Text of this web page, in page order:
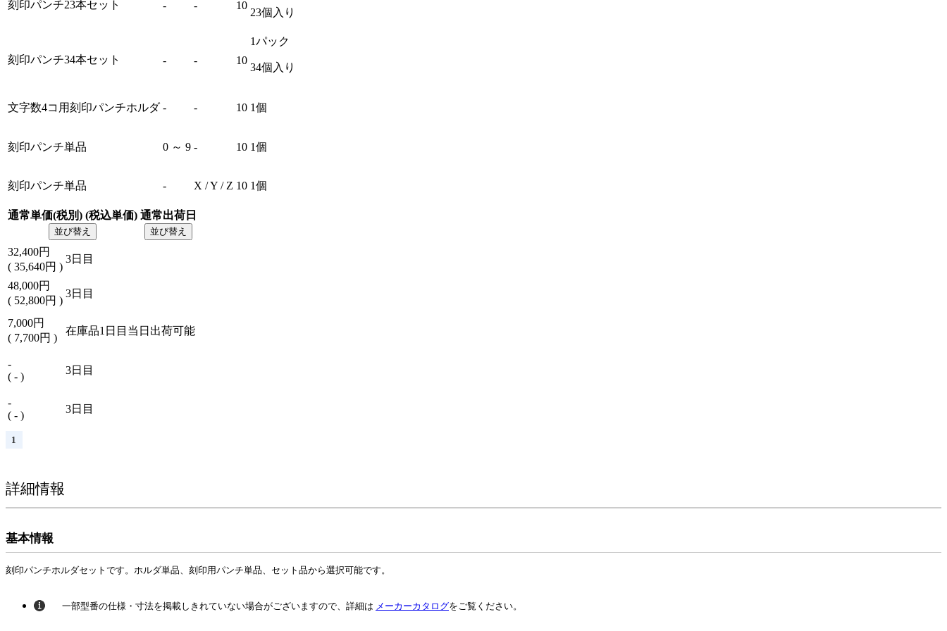
長
高さ20mmと省スペースなため、場所をとりません。
換方法
バッキングプレートはとりはずし可能です。）
印必要数・刻印パンチセット販売（ホルダは含まれておりません。）
201□年度刻印必要数
刻印パンチ23本セット - - 10
23個入り
刻印パンチ34本セット - - 10
1パック
34個入り
文字数4コ用刻印パンチホルダ - - 10 1個
刻印パンチ単品 0 ～ 9 - 10 1個
刻印パンチ単品 - X / Y / Z 10 1個
通常単価(税別) (税込単価)
並び替え
通常出荷日
並び替え
32,400円
( 35,640円 )
3日目
48,000円
( 52,800円 )
3日目
7,000円
( 7,700円 )
在庫品1日目 当日出荷可能
-
( - )
3日目
-
( - )
3日目
1
詳細情報
基本情報
刻印パンチホルダセットです。ホルダ単品、刻印用パンチ単品、セット品から選択可能です。
一部型番の仕様・寸法を掲載しきれていない場合がございますので、詳細は メーカーカタログをご覧ください。